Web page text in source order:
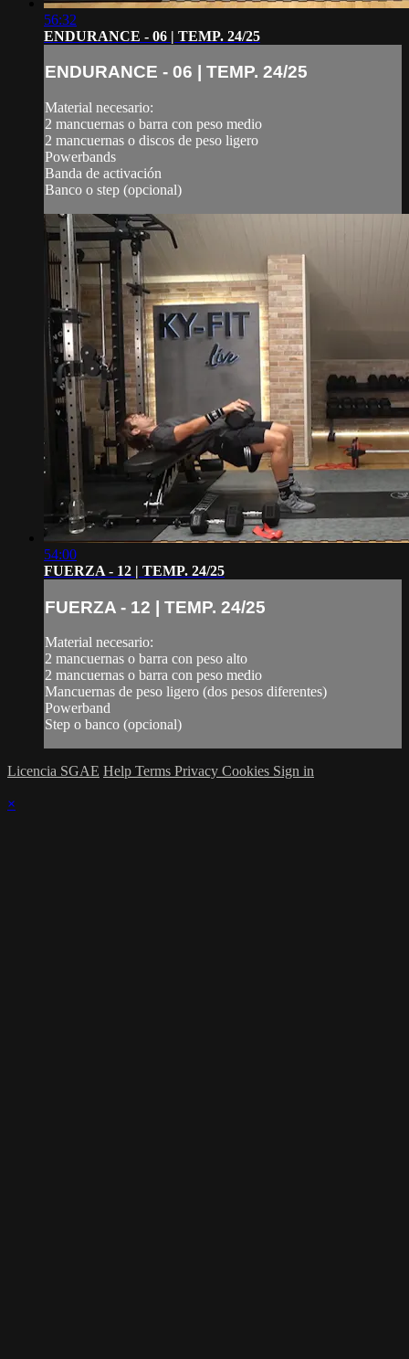
56:32
ENDURANCE - 06 | TEMP. 24/25
ENDURANCE - 06 | TEMP. 24/25
Material necesario:
2 mancuernas o barra con peso medio
2 mancuernas o discos de peso ligero
Powerbands
Banda de activación
Banco o step (opcional)
54:00
FUERZA - 12 | TEMP. 24/25
FUERZA - 12 | TEMP. 24/25
Material necesario:
2 mancuernas o barra con peso alto
2 mancuernas o barra con peso medio
Mancuernas de peso ligero (dos pesos diferentes)
Powerband
Step o banco (opcional)
Licencia SGAE Help Terms Privacy Cookies Sign in
×